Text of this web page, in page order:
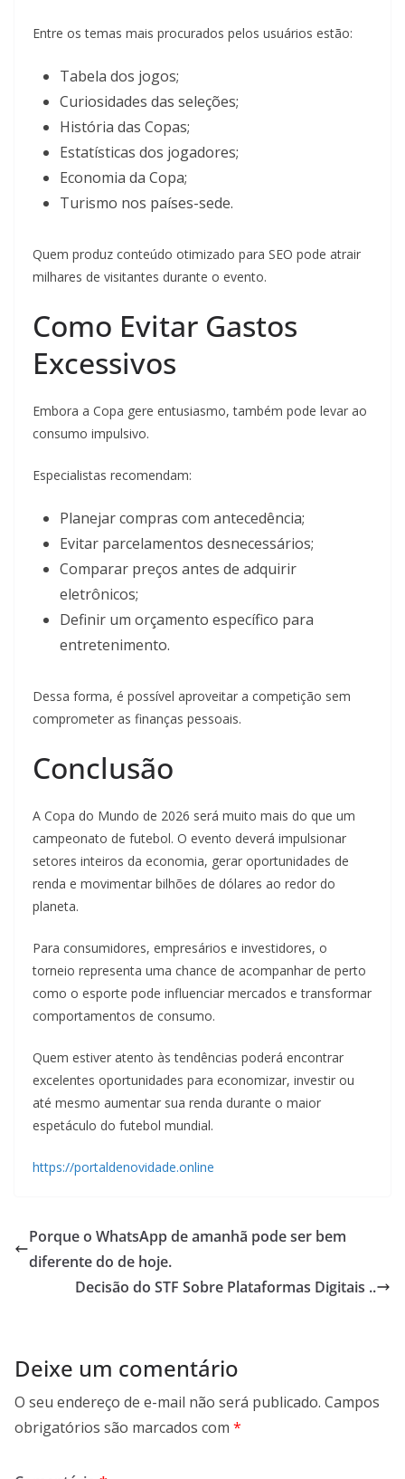
Entre os temas mais procurados pelos usuários estão:
Tabela dos jogos;
Curiosidades das seleções;
História das Copas;
Estatísticas dos jogadores;
Economia da Copa;
Turismo nos países-sede.
Quem produz conteúdo otimizado para SEO pode atrair
milhares de visitantes durante o evento.
Como Evitar Gastos
Excessivos
Embora a Copa gere entusiasmo, também pode levar ao
consumo impulsivo.
Especialistas recomendam:
Planejar compras com antecedência;
Evitar parcelamentos desnecessários;
Comparar preços antes de adquirir
eletrônicos;
Definir um orçamento específico para
entretenimento.
Dessa forma, é possível aproveitar a competição sem
comprometer as finanças pessoais.
Conclusão
A Copa do Mundo de 2026 será muito mais do que um
campeonato de futebol. O evento deverá impulsionar
setores inteiros da economia, gerar oportunidades de
renda e movimentar bilhões de dólares ao redor do
planeta.
Para consumidores, empresários e investidores, o
torneio representa uma chance de acompanhar de perto
como o esporte pode influenciar mercados e transformar
comportamentos de consumo.
Quem estiver atento às tendências poderá encontrar
excelentes oportunidades para economizar, investir ou
até mesmo aumentar sua renda durante o maior
espetáculo do futebol mundial.
https://portaldenovidade.online
Porque o WhatsApp de amanhã pode ser bem
diferente do de hoje.
Decisão do STF Sobre Plataformas Digitais ..
Deixe um comentário
O seu endereço de e-mail não será publicado. Campos
obrigatórios são marcados com *